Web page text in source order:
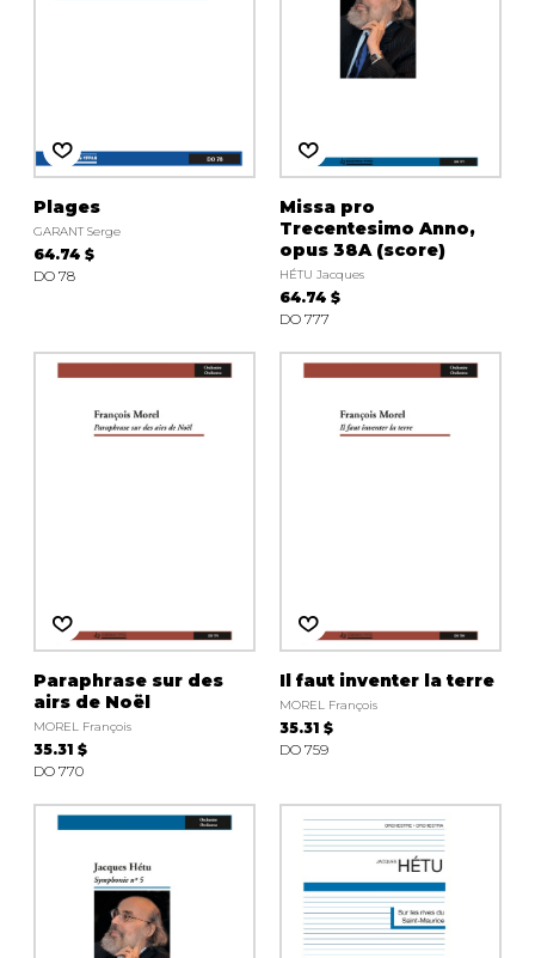
Plages
GARANT Serge
64.74 $
DO 78
Missa pro
Trecentesimo Anno,
opus 38A (score)
HÉTU Jacques
64.74 $
DO 777
Paraphrase sur des
airs de Noël
MOREL François
35.31 $
DO 770
Il faut inventer la terre
MOREL François
35.31 $
DO 759